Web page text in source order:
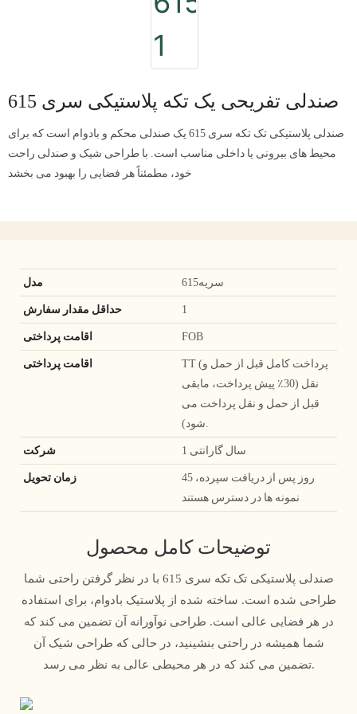
صندلی تفریحی یک تکه پلاستیکی سری 615
صندلی پلاستیکی تک تکه سری 615 یک صندلی محکم و بادوام است که برای
محیط های بیرونی یا داخلی مناسب است. با طراحی شیک و صندلی راحت
خود، مطمئناً هر فضایی را بهبود می بخشد
سریه615
1
FOB
TT (پرداخت کامل قبل از حمل و
نقل (30٪ پیش پرداخت، مابقی
قبل از حمل و نقل پرداخت می
شود).
1 سال گارانتی
45 روز پس از دریافت سپرده،
نمونه ها در دسترس هستند
توضیحات کامل محصول
صندلی پلاستیکی تک تکه سری 615 با در نظر گرفتن راحتی شما
طراحی شده است. ساخته شده از پلاستیک بادوام، برای استفاده
در هر فضایی عالی است. طراحی نوآورانه آن تضمین می کند که
شما همیشه در راحتی بنشینید، در حالی که طراحی شیک آن
تضمین می کند که در هر محیطی عالی به نظر می رسد.